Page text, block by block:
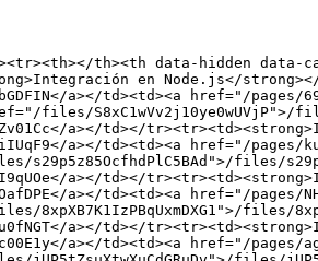
th><th data-hidden
en Node.js</
a></td><td><a href="/
S8xC1wVv2j10ye0wUVjP">/
a></td></
a></td><td><a href="/pages/
files/
a></td></
a></td><td><a href="/pages/
files/
a></td></
a></td><td><a href="/pages/